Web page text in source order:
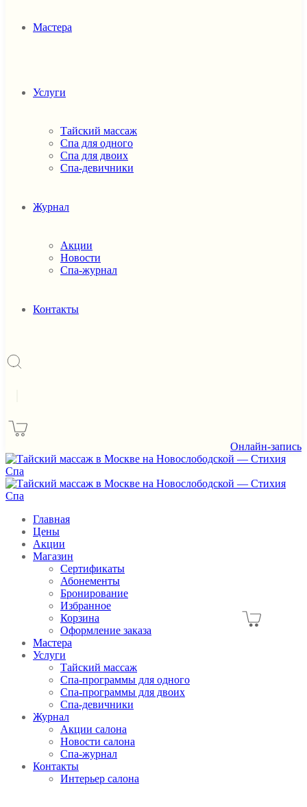
Мастера
Услуги
Тайский массаж
Спа для одного
Спа для двоих
Спа-девичники
Журнал
Акции
Новости
Спа-журнал
Контакты
Онлайн-запись
Главная
Цены
Акции
Магазин
Сертификаты
Абонементы
Бронирование
Избранное
Корзина
Оформление заказа
Мастера
Услуги
Тайский массаж
Спа-программы для одного
Спа-программы для двоих
Спа-девичники
Журнал
Акции салона
Новости салона
Спа-журнал
Контакты
Интерьер салона